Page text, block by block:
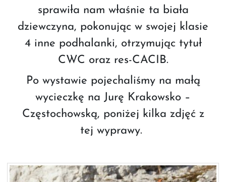
sprawiła nam właśnie ta biała
dziewczyna, pokonując w swojej klasie
4 inne podhalanki, otrzymując tytuł
CWC oraz res-CACIB.
Po wystawie pojechaliśmy na małą
wycieczkę na Jurę Krakowsko –
Częstochowską, poniżej kilka zdjęć z
tej wyprawy.